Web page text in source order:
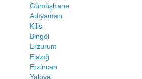
Gümüşhane
Adıyaman
Kilis
Bingöl
Erzurum
Elazığ
Erzincan
Yalova